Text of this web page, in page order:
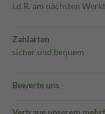
i.d.R. am nächsten
Zahlarten
sicher und bequem
Bewerte uns
Vertraue unserem